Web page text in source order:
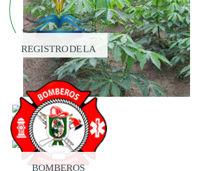
REGISTRO DE LA
PROPIEDAD
BOMBEROS